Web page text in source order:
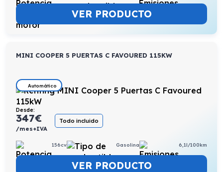
VER PRODUCTO
MINI COOPER 5 PUERTAS C FAVOURED 115KW
Automático
Desde:
347€
/mes+IVA
Todo incluido
156cv Gasolina 6,1l/100km
VER PRODUCTO